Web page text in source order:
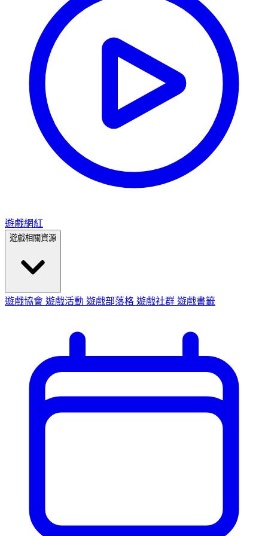
遊戲網紅
遊戲相關資源
遊戲協會遊戲活動 遊戲部落格遊戲社群遊戲書籤